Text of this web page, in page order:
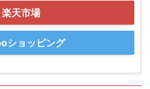
楽天市場
ショッピング